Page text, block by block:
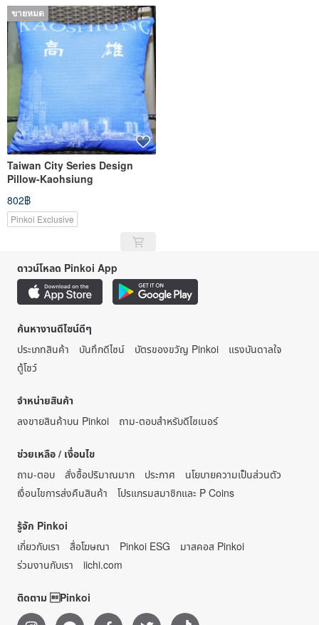
ขายหมด
Taiwan City Series Design
Pillow-Kaohsiung
802฿
Pinkoi Exclusive
ดาวน์โหลด Pinkoi App
ค้นหางานดีไซน์ดีๆ
ประเภทสินค้า
บันทึกดีไซน์ บัตรของขวัญ Pinkoi
แรงบันดาลใจ
ตู้โชว์
จำหน่ายสินค้า
ลงขายสินค้าบน Pinkoi
ถาม-ตอบสำหรับดีไซเนอร์
ช่วยเหลือ / เงื่อนไข
ถาม-ตอบ
สั่งซื้อปริมาณมาก ประกาศ
นโยบายความเป็นส่วนตัว
เงื่อนไขการส่งคืนสินค้า
โปรแกรมสมาชิกและ P Coins
รู้จัก Pinkoi
เกี่ยวกับเรา
สื่อโฆษณา Pinkoi ESG
มาสคอส Pinkoi
ร่วมงานกับเรา
iichi.com
ติดตาม Pinkoi